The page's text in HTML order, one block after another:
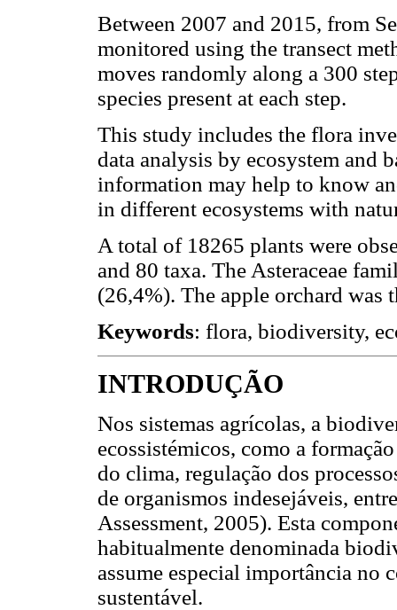
Between 2007 and 2015, from
monitored using the transect
moves randomly along a 300
species present at each step.
This study includes the flora
data analysis by ecosystem and
information may help to know
in different ecosystems with
A total of 18265 plants were
and 80 taxa. The Asteraceae
(26,4%). The apple orchard was
Keywords: flora, biodiversity,
INTRODUÇÃO
Nos sistemas agrícolas, a
ecossistémicos, como a
do clima, regulação dos
de organismos indesejáveis,
Assessment, 2005). Esta
habitualmente denominada
assume especial importância
sustentável.